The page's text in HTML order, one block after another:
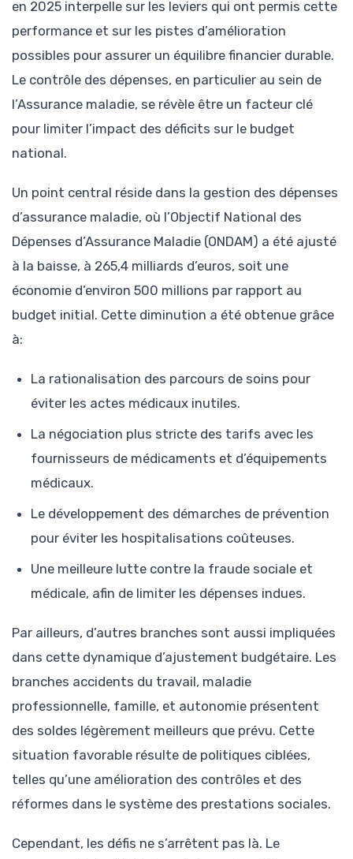
en 2025 interpelle sur les leviers qui ont permis cette
performance et sur les pistes d’amélioration
possibles pour assurer un équilibre financier durable.
Le contrôle des dépenses, en particulier au sein de
l’Assurance maladie, se révèle être un facteur clé
pour limiter l’impact des déficits sur le budget
national.
Un point central réside dans la gestion des dépenses
d’assurance maladie, où l’Objectif National des
Dépenses d’Assurance Maladie (ONDAM) a été ajusté
à la baisse, à 265,4 milliards d’euros, soit une
économie d’environ 500 millions par rapport au
budget initial. Cette diminution a été obtenue grâce
à:
La rationalisation des parcours de soins pour
éviter les actes médicaux inutiles.
La négociation plus stricte des tarifs avec les
fournisseurs de médicaments et d’équipements
médicaux.
Le développement des démarches de prévention
pour éviter les hospitalisations coûteuses.
Une meilleure lutte contre la fraude sociale et
médicale, afin de limiter les dépenses indues.
Par ailleurs, d’autres branches sont aussi impliquées
dans cette dynamique d’ajustement budgétaire. Les
branches accidents du travail, maladie
professionnelle, famille, et autonomie présentent
des soldes légèrement meilleurs que prévu. Cette
situation favorable résulte de politiques ciblées,
telles qu’une amélioration des contrôles et des
réformes dans le système des prestations sociales.
Cependant, les défis ne s’arrêtent pas là. Le